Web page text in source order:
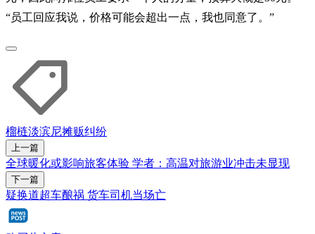
“员工回应我说，价格可能会超出一点，我也同意了。”
榴梿淡滨尼摊贩纠纷
上一篇
全球暖化或影响旅客体验 学者：高温对旅游业冲击未显现
下一篇
疑换道超车酿祸 货车司机当场亡